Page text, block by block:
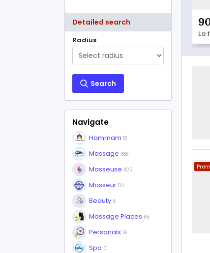
Detailed search
Radius
Search
Navigate
Hammam 18
Massage 688
Masseuse 425
Masseur 114
Beauty 6
Massage Places 65
Personals 16
Spa 0